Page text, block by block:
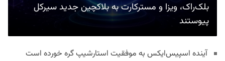
بلک‌راک، ویزا و مسترکارت به بلاکچین جدید سیرکل
پیوستند
آینده اسپیس‌ایکس به موفقیت استارشیپ گره خورده است